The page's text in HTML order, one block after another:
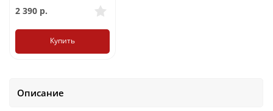
2 390 р.
Купить
Описание